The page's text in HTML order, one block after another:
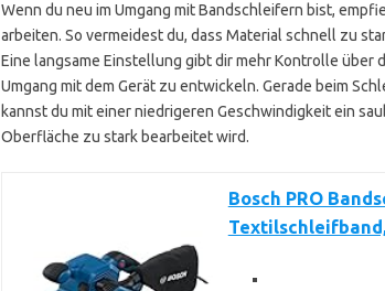
Wenn du neu im Umgang mit Bandschleifern bist,
arbeiten. So vermeidest du, dass Material schnell zu
Eine langsame Einstellung gibt dir mehr Kontrolle über
Umgang mit dem Gerät zu entwickeln. Gerade beim
kannst du mit einer niedrigeren Geschwindigkeit ein
Oberfläche zu stark bearbeitet wird.
Bosch PRO